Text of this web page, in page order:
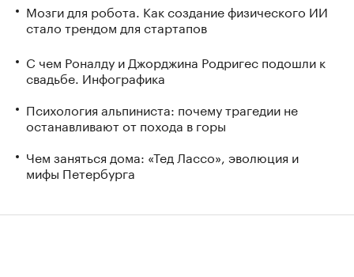
Мозги для робота. Как создание физического ИИ
стало трендом для стартапов
С чем Роналду и Джорджина Родригес подошли к
свадьбе. Инфографика
Психология альпиниста: почему трагедии не
останавливают от похода в горы
Чем заняться дома: «Тед Лассо», эволюция и
мифы Петербурга